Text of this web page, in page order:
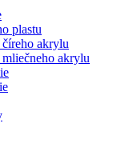
plastu
akrylu
akrylu